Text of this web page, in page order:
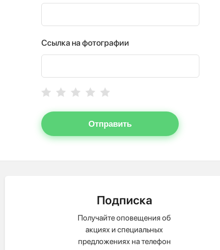
Ссылка на фотографии
Отправить
Подписка
Получайте оповещения об
акциях и специальных
предложениях на телефон